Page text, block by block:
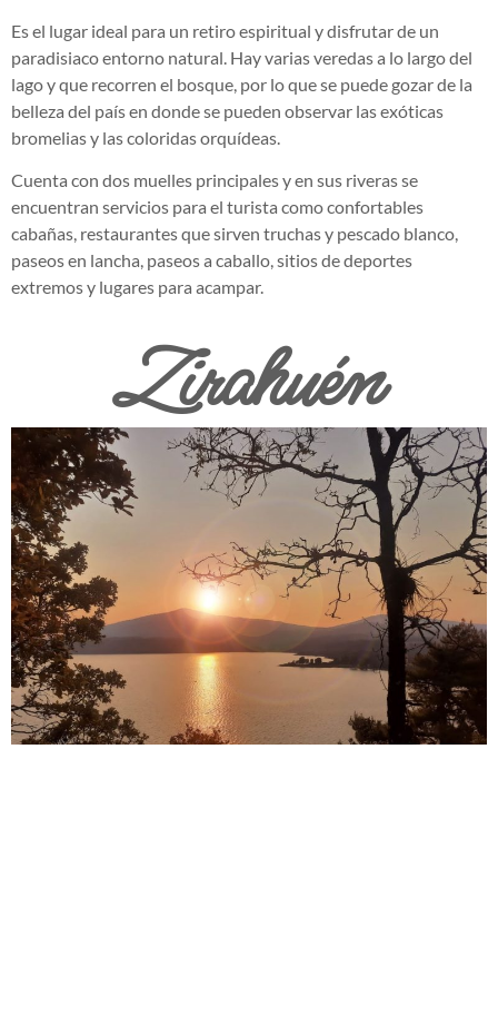
Es el lugar ideal para un retiro espiritual y disfrutar de un
paradisiaco entorno natural. Hay varias veredas a lo largo del
lago y que recorren el bosque, por lo que se puede gozar de la
belleza del país en donde se pueden observar las exóticas
bromelias y las coloridas orquídeas.
Cuenta con dos muelles principales y en sus riveras se
encuentran servicios para el turista como confortables
cabañas, restaurantes que sirven truchas y pescado blanco,
paseos en lancha, paseos a caballo, sitios de deportes
extremos y lugares para acampar.
Zirahuén